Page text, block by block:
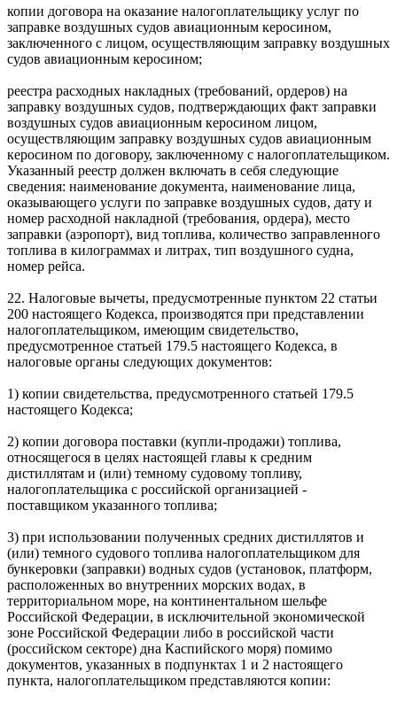
копии договора на оказание налогоплательщику услуг по
заправке воздушных судов авиационным керосином,
заключенного с лицом, осуществляющим заправку воздушных
судов авиационным керосином;
реестра расходных накладных (требований, ордеров) на
заправку воздушных судов, подтверждающих факт заправки
воздушных судов авиационным керосином лицом,
осуществляющим заправку воздушных судов авиационным
керосином по договору, заключенному с налогоплательщиком.
Указанный реестр должен включать в себя следующие
сведения: наименование документа, наименование лица,
оказывающего услуги по заправке воздушных судов, дату и
номер расходной накладной (требования, ордера), место
заправки (аэропорт), вид топлива, количество заправленного
топлива в килограммах и литрах, тип воздушного судна,
номер рейса.
22. Налоговые вычеты, предусмотренные пунктом 22 статьи
200 настоящего Кодекса, производятся при представлении
налогоплательщиком, имеющим свидетельство,
предусмотренное статьей 179.5 настоящего Кодекса, в
налоговые органы следующих документов:
1) копии свидетельства, предусмотренного статьей 179.5
настоящего Кодекса;
2) копии договора поставки (купли-продажи) топлива,
относящегося в целях настоящей главы к средним
дистиллятам и (или) темному судовому топливу,
налогоплательщика с российской организацией -
поставщиком указанного топлива;
3) при использовании полученных средних дистиллятов и
(или) темного судового топлива налогоплательщиком для
бункеровки (заправки) водных судов (установок, платформ,
расположенных во внутренних морских водах, в
территориальном море, на континентальном шельфе
Российской Федерации, в исключительной экономической
зоне Российской Федерации либо в российской части
(российском секторе) дна Каспийского моря) помимо
документов, указанных в подпунктах 1 и 2 настоящего
пункта, налогоплательщиком представляются копии: